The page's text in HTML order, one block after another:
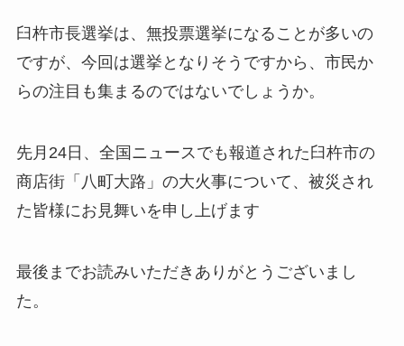
臼杵市長選挙は、無投票選挙になることが多いの
ですが、今回は選挙となりそうですから、市民か
らの注目も集まるのではないでしょうか。
先月24日、全国ニュースでも報道された臼杵市の
商店街「八町大路」の大火事について、被災され
た皆様にお見舞いを申し上げます
最後までお読みいただきありがとうございまし
た。